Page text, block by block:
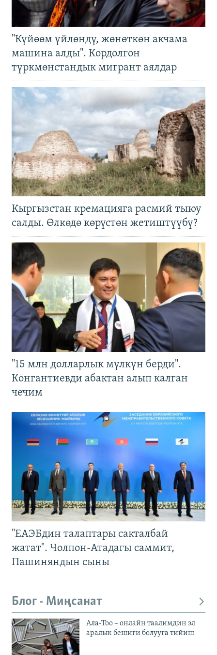
"Күйөөм үйлөндү, жөнөткөн акчама
машина алды". Кордолгон
түркмөнстандык мигрант аялдар
Кыргызстан кремацияга расмий тыюу
салды. Өлкөдө көрүстөн жетиштүүбү?
"15 млн долларлык мүлкүн берди".
Конгантиевди абактан алып калган
чечим
"ЕАЭБдин талаптары сакталбай
жатат". Чолпон-Атадагы саммит,
Пашиняндын сыны
Блог - Миңсанат
Ала-Тоо – онлайн таалимдин эл
аралык бешиги болууга тийиш